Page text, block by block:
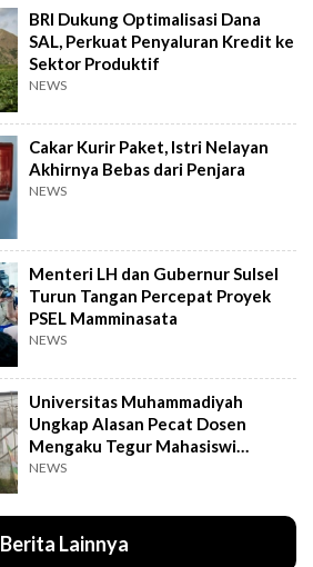
BRI Dukung Optimalisasi Dana
SAL, Perkuat Penyaluran Kredit ke
Sektor Produktif
NEWS
Cakar Kurir Paket, Istri Nelayan
Akhirnya Bebas dari Penjara
NEWS
Menteri LH dan Gubernur Sulsel
Turun Tangan Percepat Proyek
PSEL Mamminasata
NEWS
Universitas Muhammadiyah
Ungkap Alasan Pecat Dosen
Mengaku Tegur Mahasiswi
Berpakaian Ketat
NEWS
Berita Lainnya